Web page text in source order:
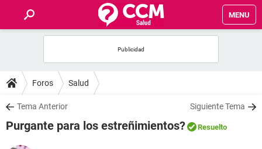
MENU
FOROS
SALUD
FAMILIA
Foros Salud
Tema Anterior Siguiente Tema
Purgante para los estreñimientos? Resuelto